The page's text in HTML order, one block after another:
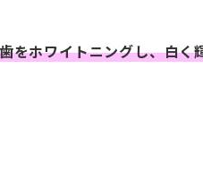
をホワイトニングし、白く